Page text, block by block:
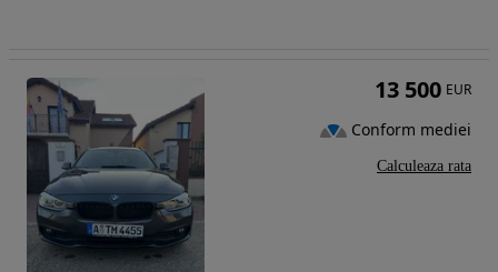
13 500 EUR
Conform mediei
Calculeaza rata